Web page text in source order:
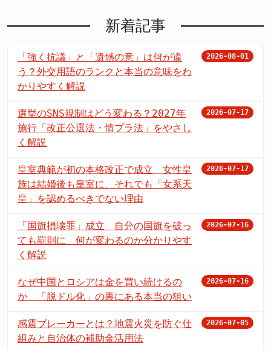
新着記事
「強く抗議」と「遺憾の意」は何が違
う？外交用語のランクと本当の意味をわ
かりやすく解説
2026-08-01
選挙のSNS規制はどう変わる？2027年
施行「改正公選法・情プラ法」をやさし
く解説
2026-07-17
皇室典範が初の本格改正で成立 女性皇
族は結婚後も皇室に、それでも「女系天
皇」を認めるべきでない理由
2026-07-17
「国旗損壊罪」成立 自分の国旗を破っ
ても罰則に 何が変わるのか分かりやす
く解説
2026-07-16
なぜ中国とロシアは金を買い続けるの
か 「脱ドル化」の裏にある本当の狙い
2026-07-16
感震ブレーカーとは？地震火災を防ぐ仕
組みと自治体の補助金活用法
2026-07-05